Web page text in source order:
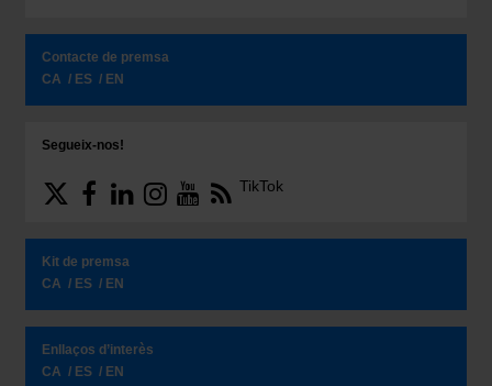
Contacte de premsa
CA
ES EN
Segueix-nos!
TikTok
Kit de premsa
CA
ES EN
Enllaços d’interès
CA
ES EN